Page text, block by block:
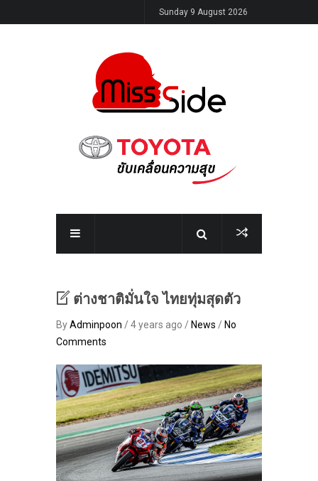
Sunday 9 August 2026
ต่างชาติมั่นใจ ไทยทุ่มสุดตัว
ByAdminpoon / 4 years ago / News / No
Comments